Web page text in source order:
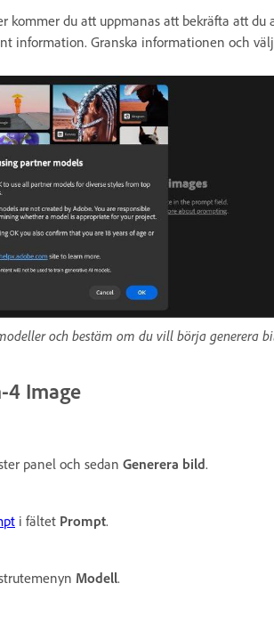
kommer du att uppmanas att bekräfta att
information. Granska informationen och välj
och bestäm om du vill börja generera
4 Image
panel och sedan Generera bild.
i fältet Prompt.
Modell.